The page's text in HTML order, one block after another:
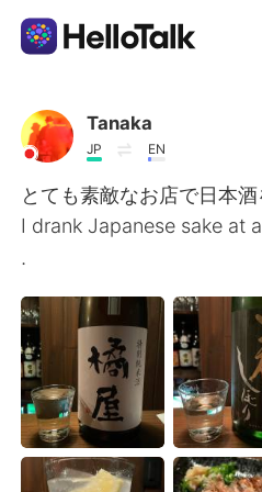
Language Exchange
AI Grammar Checker
English
简体中文 繁體中
Español العربية
Français
Tanaka
JP EN
とても素敵なお店で日本
I drank Japanese sake at
.